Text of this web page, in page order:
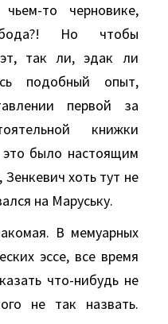
то черновике,
Но чтобы
так ли, эдак ли
подобный опыт,
первой за
книжки
это было настоящим
хоть тут не
на Маруську.
В мемуарных
эссе, все время
что-нибудь не
не так назвать.